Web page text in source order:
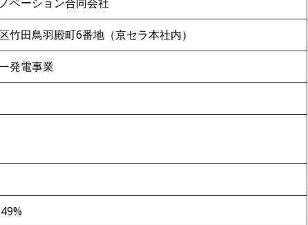
竹田鳥羽殿町6番地（京セラ本社内）
発電事業